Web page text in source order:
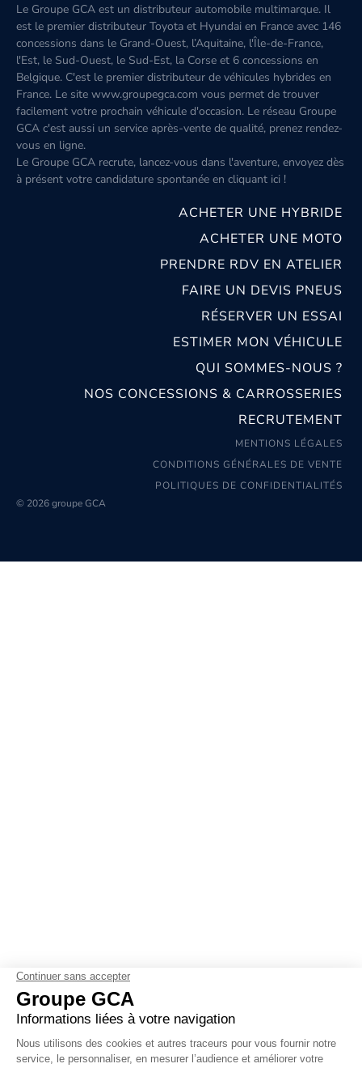
Le Groupe GCA est un distributeur automobile multimarque. Il
est le premier distributeur Toyota et Hyundai en France avec 146
concessions dans le Grand-Ouest, l’Aquitaine, l'Île-de-France,
l'Est, le Sud-Ouest, le Sud-Est, la Corse et 6 concessions en
Belgique. C'est le premier distributeur de véhicules hybrides en
France. Le site www.groupegca.com vous permet de trouver
facilement votre prochain véhicule d'occasion. Le réseau Groupe
GCA c'est aussi un service après-vente de qualité, prenez rendez-
vous en ligne.
Le Groupe GCA recrute, lancez-vous dans l'aventure, envoyez dès
à présent votre candidature spontanée en cliquant ici !
ACHETER UNE HYBRIDE
ACHETER UNE MOTO
PRENDRE RDV EN ATELIER
FAIRE UN DEVIS PNEUS
RÉSERVER UN ESSAI
ESTIMER MON VÉHICULE
QUI SOMMES-NOUS ?
NOS CONCESSIONS & CARROSSERIES
RECRUTEMENT
MENTIONS LÉGALES
CONDITIONS GÉNÉRALES DE VENTE
POLITIQUES DE CONFIDENTIALITÉS
© 2026 groupe GCA